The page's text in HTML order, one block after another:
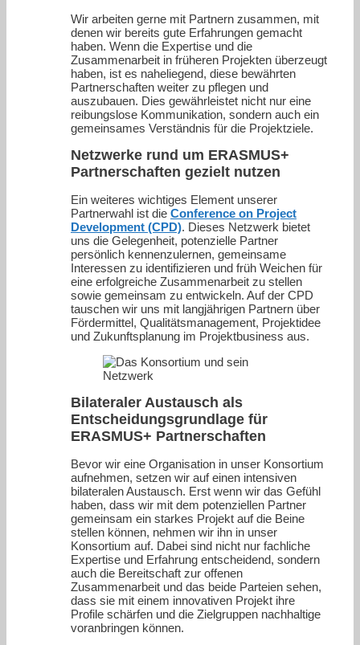
Wir arbeiten gerne mit Partnern zusammen, mit
denen wir bereits gute Erfahrungen gemacht
haben. Wenn die Expertise und die
Zusammenarbeit in früheren Projekten überzeugt
haben, ist es naheliegend, diese bewährten
Partnerschaften weiter zu pflegen und
auszubauen. Dies gewährleistet nicht nur eine
reibungslose Kommunikation, sondern auch ein
gemeinsames Verständnis für die Projektziele.
Netzwerke rund um ERASMUS+
Partnerschaften gezielt nutzen
Ein weiteres wichtiges Element unserer
Partnerwahl ist die Conference on Project
Development (CPD). Dieses Netzwerk bietet
uns die Gelegenheit, potenzielle Partner
persönlich kennenzulernen, gemeinsame
Interessen zu identifizieren und früh Weichen für
eine erfolgreiche Zusammenarbeit zu stellen
sowie gemeinsam zu entwickeln. Auf der CPD
tauschen wir uns mit langjährigen Partnern über
Fördermittel, Qualitätsmanagement, Projektidee
und Zukunftsplanung im Projektbusiness aus.
Bilateraler Austausch als
Entscheidungsgrundlage für
ERASMUS+ Partnerschaften
Bevor wir eine Organisation in unser Konsortium
aufnehmen, setzen wir auf einen intensiven
bilateralen Austausch. Erst wenn wir das Gefühl
haben, dass wir mit dem potenziellen Partner
gemeinsam ein starkes Projekt auf die Beine
stellen können, nehmen wir ihn in unser
Konsortium auf. Dabei sind nicht nur fachliche
Expertise und Erfahrung entscheidend, sondern
auch die Bereitschaft zur offenen
Zusammenarbeit und das beide Parteien sehen,
dass sie mit einem innovativen Projekt ihre
Profile schärfen und die Zielgruppen nachhaltige
voranbringen können.